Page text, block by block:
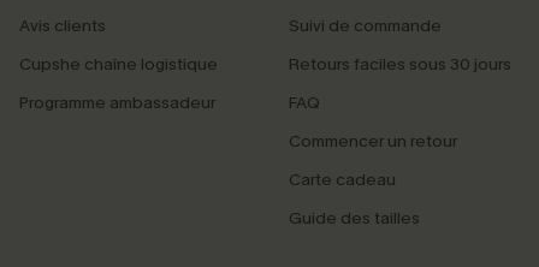
Avis clients
Cupshe chaîne logistique
Programme ambassadeur
Suivi de commande
Retours faciles sous 30 jours
FAQ
Commencer un retour
Carte cadeau
Guide des tailles